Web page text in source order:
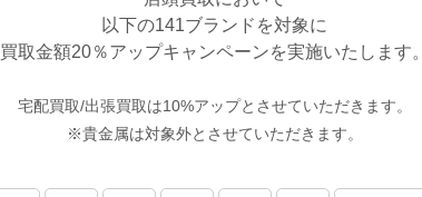
以下の141ブランドを対象に
買取金額20％アップキャンペーンを実施いたします。
宅配買取/出張買取は10%アップとさせていただきます。
※貴金属は対象外とさせていただきます。